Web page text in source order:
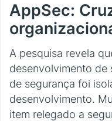
AppSec:
A pesquisa revela
desenvolvimento de
de segurança foi
desenvolvimento.
item relegado a